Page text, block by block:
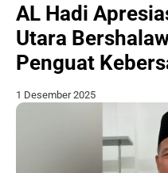
AL Hadi
Utara
Penguat
1 Desember 2025